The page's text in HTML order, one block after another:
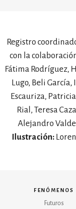
Registro
con la
Fátima Rodríguez,
Lugo, Beli García,
Escauriza,
Rial, Teresa
Alejandro
Ilustración:
fenómenos
Futuros